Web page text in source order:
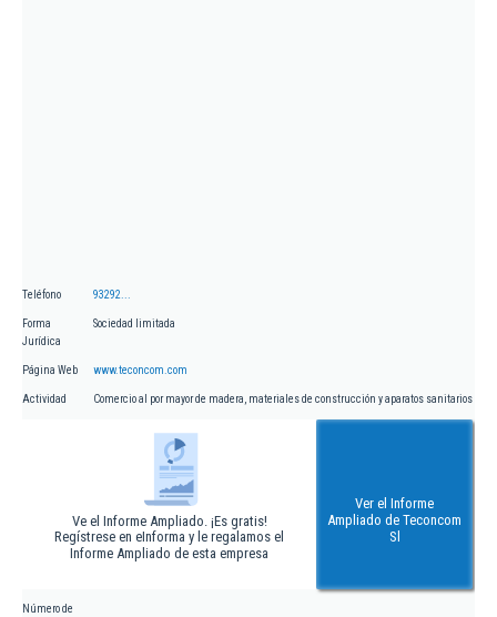
Teléfono 93292...
Forma
Jurídica
Sociedad limitada
Página Web www.teconcom.com
Actividad Comercio al por mayor de madera, materiales de construcción y aparatos sanitarios
Ve el Informe Ampliado. ¡Es gratis!
Regístrese en eInforma y le regalamos el
Informe Ampliado de esta empresa
Ver el Informe
Ampliado de Teconcom
Sl
Número de